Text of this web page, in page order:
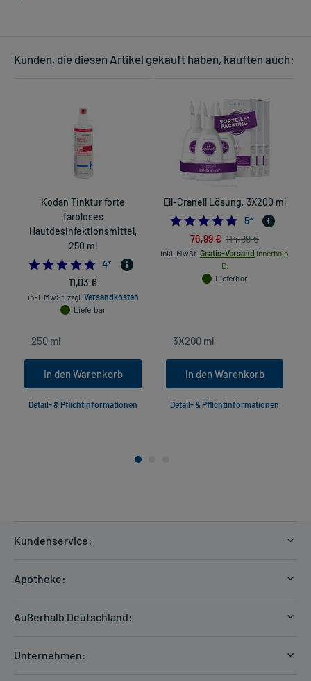
Kunden, die diesen Artikel gekauft haben, kauften auch:
Kodan Tinktur forte
farbloses
Hautdesinfektionsmittel,
250 ml
4.75
4*
11,03 €
inkl. MwSt. zzgl. Versandkosten
Lieferbar
In den Warenkorb
Detail- & Pflichtinformationen
Ell-Cranell Lösung, 3X200 ml
5.0
5*
76,99 € 114,99 €
inkl. MwSt. Gratis-Versand innerhalb
D.
Lieferbar
In den Warenkorb
Detail- & Pflichtinformationen
Kundenservice:
Hilfe
Apotheke:
Außerhalb Deutschland:
Unternehmen: